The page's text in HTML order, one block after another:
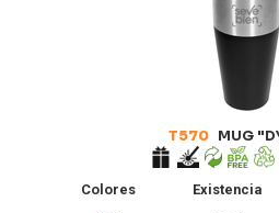
T570 MUG
Colores Existencia